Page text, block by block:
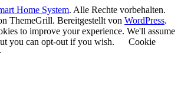
Home System. Alle Rechte vorbehalten.
ThemeGrill. Bereitgestellt von WordPress.
to improve your experience. We'll assume
you can opt-out if you wish.
Cookie